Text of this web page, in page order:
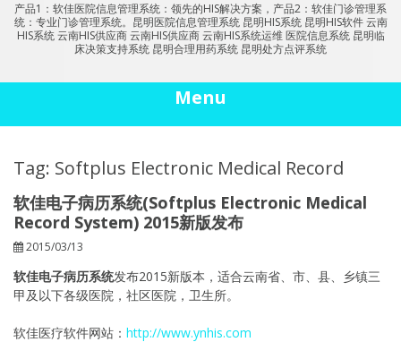
产品1：软佳医院信息管理系统：领先的HIS解决方案，产品2：软佳门诊管理系
统：专业门诊管理系统。昆明医院信息管理系统 昆明HIS系统 昆明HIS软件 云南
HIS系统 云南HIS供应商 云南HIS供应商 云南HIS系统运维 医院信息系统 昆明临
床决策支持系统 昆明合理用药系统 昆明处方点评系统
Menu
Tag: Softplus Electronic Medical Record
软佳电子病历系统(Softplus Electronic Medical
Record System) 2015新版发布
2015/03/13
软佳电子病历系统发布2015新版本，适合云南省、市、县、乡镇三
甲及以下各级医院，社区医院，卫生所。
软佳医疗软件网站： http://www.ynhis.com